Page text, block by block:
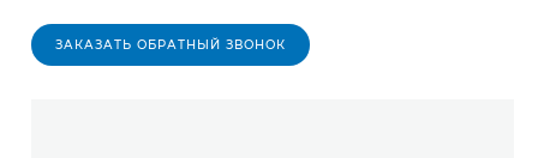
ЗАКАЗАТЬ ОБРАТНЫЙ ЗВОНОК